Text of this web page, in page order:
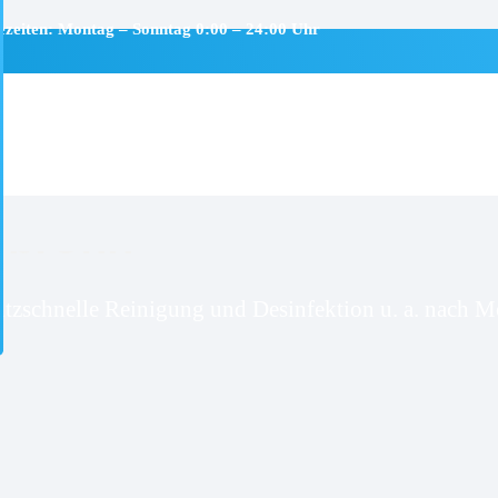
Montag – Sonntag 0:00 – 24:00 Uhr
Reinigung und Desinfektion u. a. nach